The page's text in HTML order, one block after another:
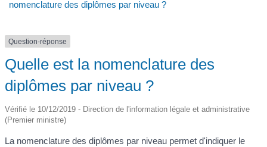
nomenclature des diplômes par niveau ?
Question-réponse
Quelle est la nomenclature des
diplômes par niveau ?
Vérifié le 10/12/2019 - Direction de l'information légale et administrative
(Premier ministre)
La nomenclature des diplômes par niveau permet d'indiquer le